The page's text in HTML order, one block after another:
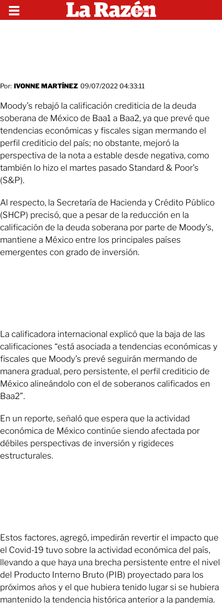
Por: IVONNE MARTÍNEZ 09/07/2022 04:33:11
Moody’s rebajó la calificación crediticia de la deuda
soberana de México de Baa1 a Baa2, ya que prevé que
tendencias económicas y fiscales sigan mermando el
perfil crediticio del país; no obstante, mejoró la
perspectiva de la nota a estable desde negativa, como
también lo hizo el martes pasado Standard & Poor’s
(S&P).
Al respecto, la Secretaría de Hacienda y Crédito Público
(SHCP) precisó, que a pesar de la reducción en la
calificación de la deuda soberana por parte de Moody’s,
mantiene a México entre los principales países
emergentes con grado de inversión.
La calificadora internacional explicó que la baja de las
calificaciones “está asociada a tendencias económicas y
fiscales que Moody’s prevé seguirán mermando de
manera gradual, pero persistente, el perfil crediticio de
México alineándolo con el de soberanos calificados en
Baa2”.
En un reporte, señaló que espera que la actividad
económica de México continúe siendo afectada por
débiles perspectivas de inversión y rigideces
estructurales.
Estos factores, agregó, impedirán revertir el impacto que
el Covid-19 tuvo sobre la actividad económica del país,
llevando a que haya una brecha persistente entre el nivel
del Producto Interno Bruto (PIB) proyectado para los
próximos años y el que hubiera tenido lugar si se hubiera
mantenido la tendencia histórica anterior a la pandemia.